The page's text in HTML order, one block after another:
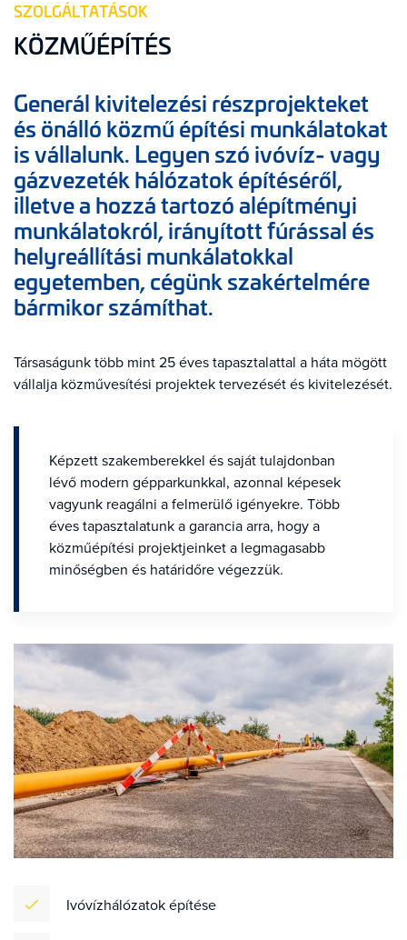
SZOLGÁLTATÁSOK
KÖZMŰÉPÍTÉS
Generál kivitelezési részprojekteket
és önálló közmű építési munkálatokat
is vállalunk. Legyen szó ivóvíz- vagy
gázvezeték hálózatok építéséről,
illetve a hozzá tartozó alépítményi
munkálatokról, irányított fúrással és
helyreállítási munkálatokkal
egyetemben, cégünk szakértelmére
bármikor számíthat.
Társaságunk több mint 25 éves tapasztalattal a háta mögött
vállalja közművesítési projektek tervezését és kivitelezését.
Képzett szakemberekkel és saját tulajdonban
lévő modern gépparkunkkal, azonnal képesek
vagyunk reagálni a felmerülő igényekre. Több
éves tapasztalatunk a garancia arra, hogy a
közműépítési projektjeinket a legmagasabb
minőségben és határidőre végezzük.
Ivóvízhálózatok építése